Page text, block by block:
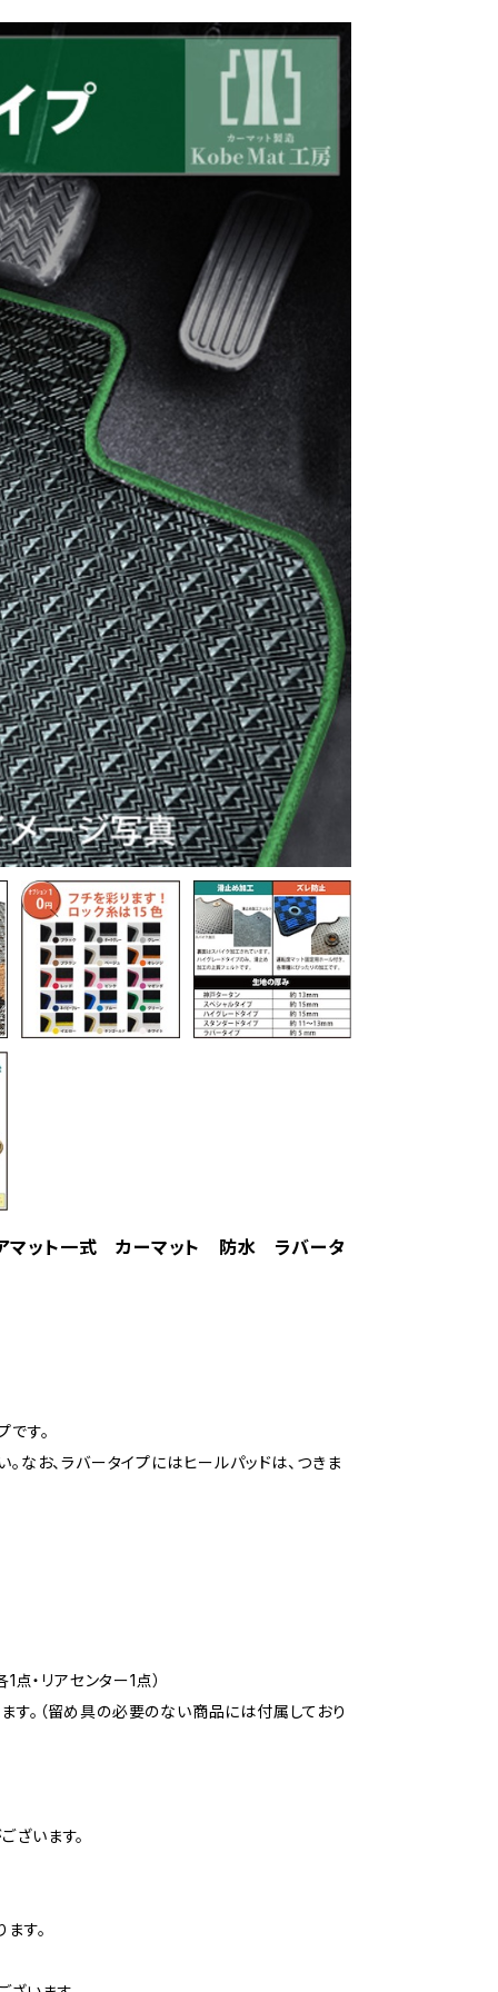
ット一式 カーマット 防水 ラバータ
す。
なお、ラバータイプにはヒールパッドは、つきま
・リアセンター1点）
す。（留め具の必要のない商品には付属しており
ざいます。
す。